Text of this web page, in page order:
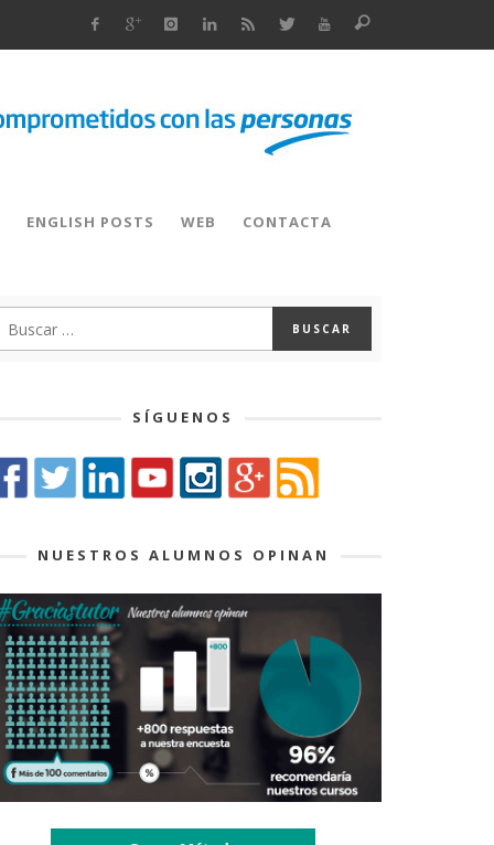
ENGLISH POSTS WEB CONTACTA
SÍGUENOS
NUESTROS ALUMNOS OPINAN